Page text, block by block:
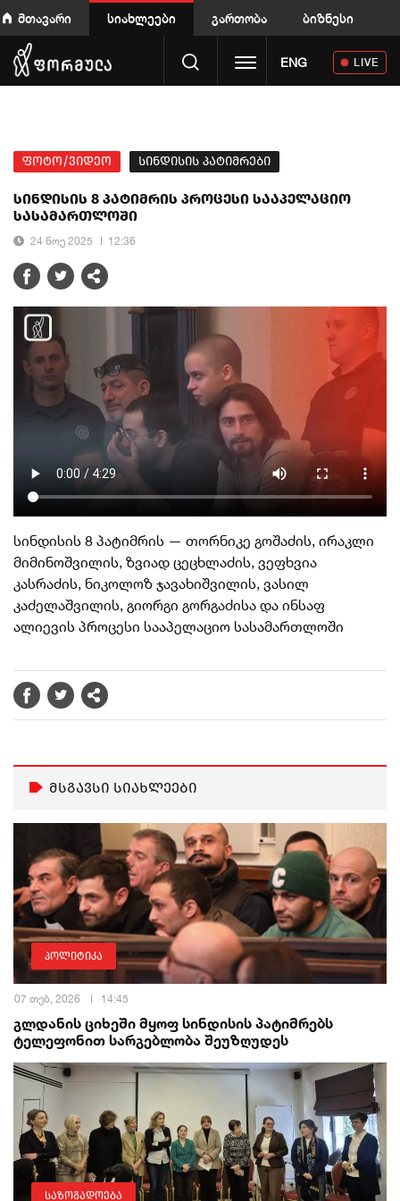
მთავარი სიახლეები გართობა ბიზნესი
Toggle navigation
ENG LIVE
ფოტო/ვიდეო სინდისის პატიმრები
სინდისის 8 პატიმრის პროცესი სააპელაციო
სასამართლოში
24 ნოე 2025 12:36
სინდისის 8 პატიმრის — თორნიკე გოშაძის, ირაკლი
მიმინოშვილის, ზვიად ცეცხლაძის, ვეფხვია
კასრაძის, ნიკოლოზ ჯავახიშვილის, ვასილ
კაძელაშვილის, გიორგი გორგაძისა და ინსაფ
ალიევის პროცესი სააპელაციო სასამართლოში
მსგავსი სიახლეები
პოლიტიკა
07 თებ, 2026 14:45
გლდანის ციხეში მყოფ სინდისის პატიმრებს
ტელეფონით სარგებლობა შეუზღუდეს
საზოგადოება